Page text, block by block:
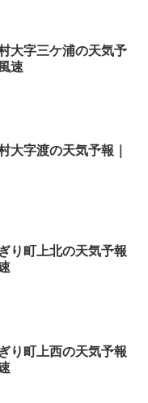
大字三ケ浦の天気予
速
大字渡の天気予報｜
り町上北の天気予報
り町上西の天気予報